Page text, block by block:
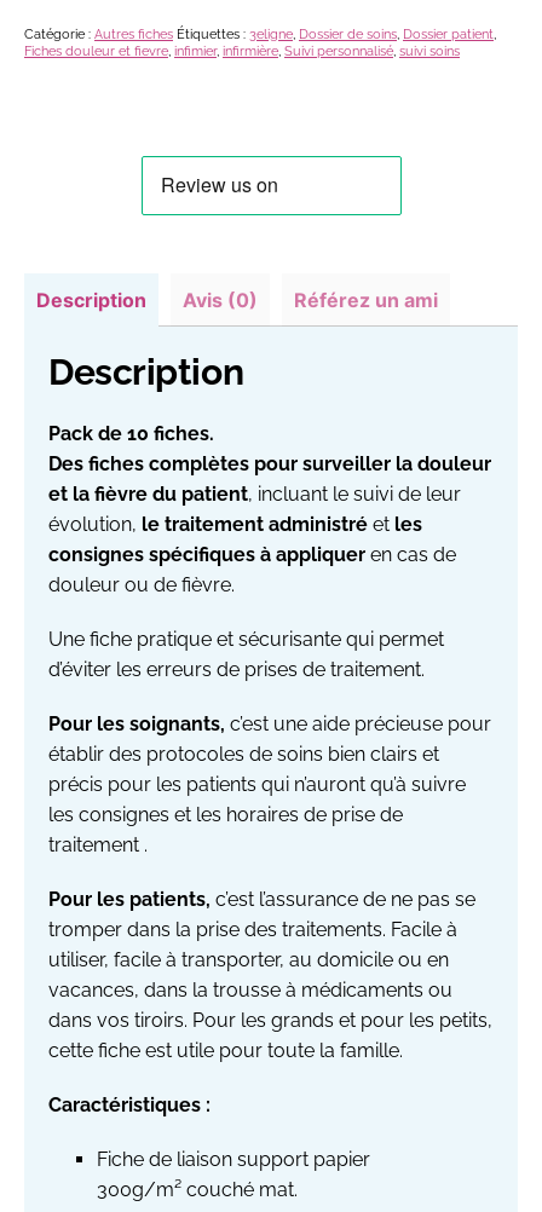
Catégorie : Autres fiches Étiquettes : 3eligne, Dossier de soins, Dossier patient,
Fiches douleur et fievre, infimier, infirmière, Suivi personnalisé, suivi soins
Description Avis (0) Référez un ami
Description
Pack de 10 fiches.
Des fiches complètes pour surveiller la douleur
et la fièvre du patient, incluant le suivi de leur
évolution, le traitement administré et les
consignes spécifiques à appliquer en cas de
douleur ou de fièvre.
Une fiche pratique et sécurisante qui permet
d’éviter les erreurs de prises de traitement.
Pour les soignants, c’est une aide précieuse pour
établir des protocoles de soins bien clairs et
précis pour les patients qui n’auront qu’à suivre
les consignes et les horaires de prise de
traitement .
Pour les patients, c’est l’assurance de ne pas se
tromper dans la prise des traitements. Facile à
utiliser, facile à transporter, au domicile ou en
vacances, dans la trousse à médicaments ou
dans vos tiroirs. Pour les grands et pour les petits,
cette fiche est utile pour toute la famille.
Caractéristiques :
Fiche de liaison support papier
300g/m² couché mat.